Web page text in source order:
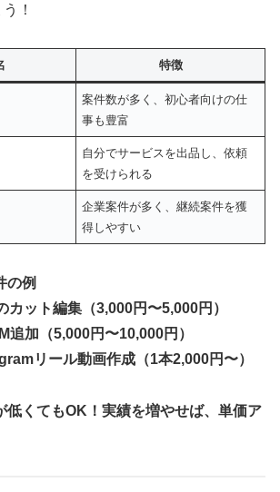
！
特徴
案件数が多く、初心者向けの仕
事も豊富
自分でサービスを出品し、依頼
を受けられる
企業案件が多く、継続案件を獲
得しやすい
の例
ット編集（3,000円〜5,000円）
追加（5,000円〜10,000円）
リール動画作成（1本2,000円〜）
低くてもOK！実績を増やせば、単価ア